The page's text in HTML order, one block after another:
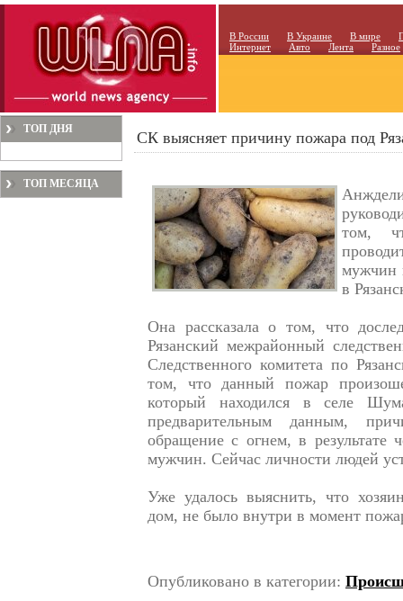
В России В Украине В мире
Интернет
Авто Лента Разное
ТОП ДНЯ
ТОП МЕСЯЦА
СК выясняет причину пожара под
том,
мужчин
в
Она рассказала о том, что
Рязанский межрайонный
Следственного комитета по
том, что данный пожар
который находился в селе
предварительным данным,
обращение с огнем, в результате
мужчин. Сейчас личности людей
Уже удалось выяснить, что
дом, не было внутри в момент
Опубликовано в категории: